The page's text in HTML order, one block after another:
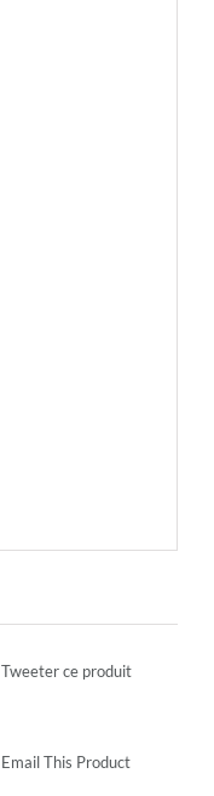
Tweeter ce produit
Email This Product